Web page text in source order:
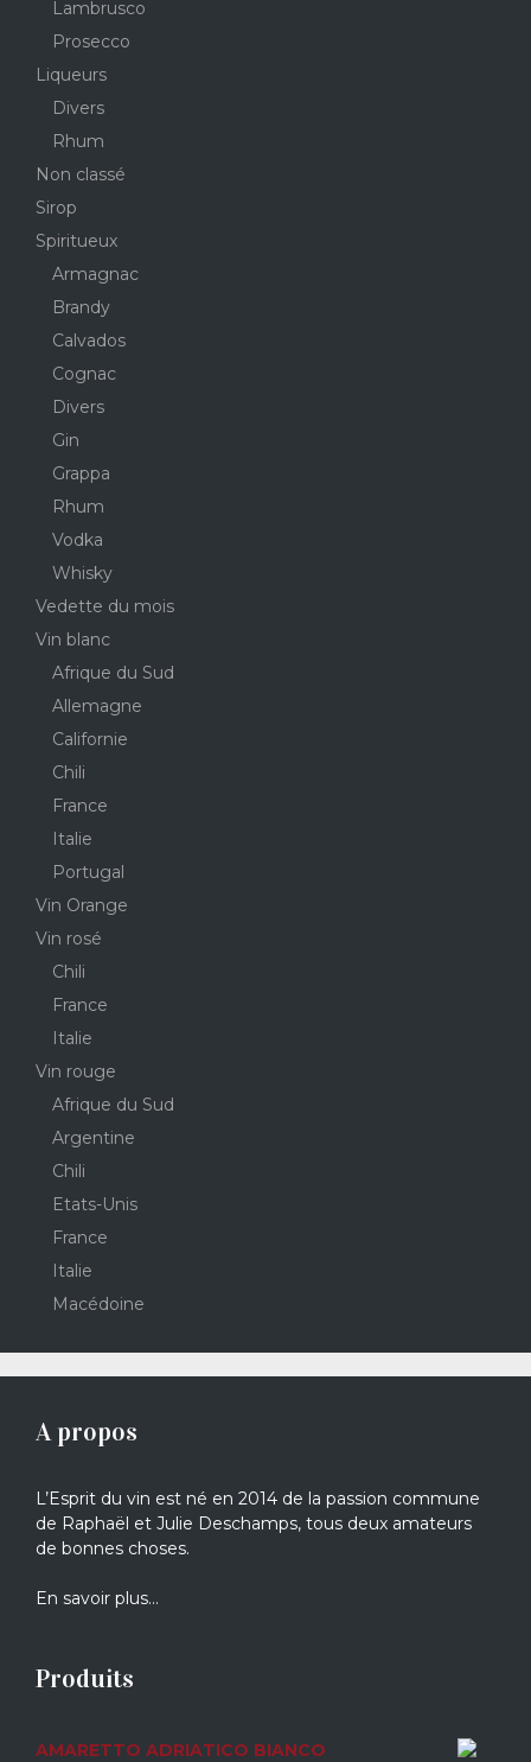
Lambrusco
Prosecco
Liqueurs
Divers
Rhum
Non classé
Sirop
Spiritueux
Armagnac
Brandy
Calvados
Cognac
Divers
Gin
Grappa
Rhum
Vodka
Whisky
Vedette du mois
Vin blanc
Afrique du Sud
Allemagne
Californie
Chili
France
Italie
Portugal
Vin Orange
Vin rosé
Chili
France
Italie
Vin rouge
Afrique du Sud
Argentine
Chili
Etats-Unis
France
Italie
Macédoine
A propos
L’Esprit du vin est né en 2014 de la passion commune
de Raphaël et Julie Deschamps, tous deux amateurs
de bonnes choses.
En savoir plus…
Produits
AMARETTO ADRIATICO BIANCO